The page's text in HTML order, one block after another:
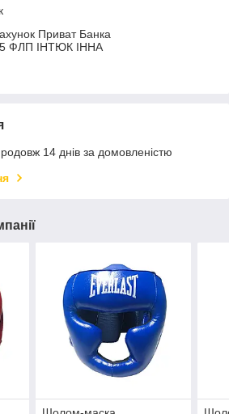
Приват Банка
ФЛП ІНТЮК ІННА
14 днів за домовленістю